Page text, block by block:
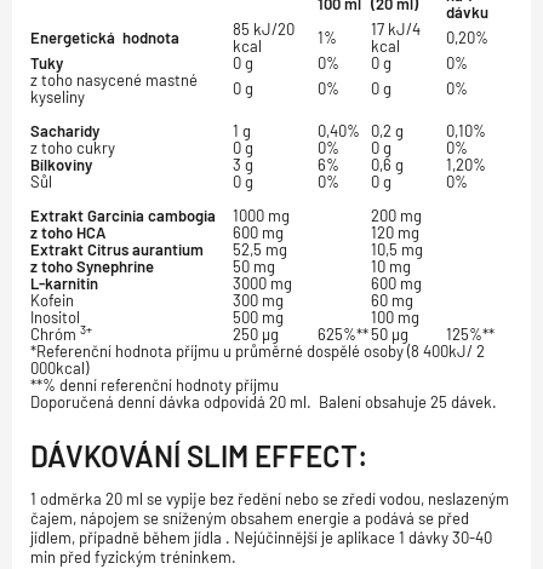
dávku
Energetická hodnota
85 kJ/20
kcal
1%
17 kJ/4
kcal
0,20%
Tuky
0 g 0% 0 g
0%
z toho nasycené mastné
kyseliny
0 g 0% 0 g 0%
Sacharidy 1 g 0,40% 0,2 g
0,10%
z toho cukry
0 g 0% 0 g
0%
Bílkoviny
3 g 6% 0,6 g
1,20%
Sůl
0 g 0% 0 g
0%
Extrakt Garcinia cambogia
1000 mg
200 mg
z toho HCA
600 mg
120 mg
Extrakt Citrus aurantium
52,5 mg
10,5 mg
z toho Synephrine
50 mg
10 mg
L-karnitin
3000 mg
600 mg
Kofein
300 mg
60 mg
Inositol
500 mg
100 mg
Chróm 3+ 250 µg 625%**50 µg
125%**
*Referenční hodnota příjmu u průměrné dospělé osoby (8 400kJ/ 2
000kcal)
**% denní referenční hodnoty příjmu
Doporučená denní dávka odpovídá 20 ml. Balení obsahuje 25 dávek.
DÁVKOVÁNÍ SLIM EFFECT:
1 odměrka 20 ml se vypije bez ředění nebo se zředí vodou, neslazeným
čajem, nápojem se sníženým obsahem energie a podává se před
jídlem, případně během jídla . Nejúčinnější je aplikace 1 dávky 30-40
min před fyzickým tréninkem.